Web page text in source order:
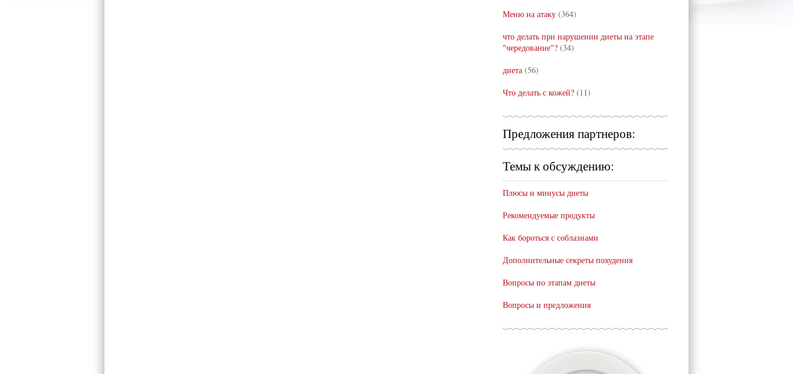
Меню на атаку (364)
что делать при нарушении диеты на этапе
"чередование"? (34)
диета (56)
Что делать с кожей? (11)
Предложения партнеров:
Темы к обсуждению:
Плюсы и минусы диеты
Рекомендуемые продукты
Как бороться с соблазнами
Дополнительные секреты похудения
Вопросы по этапам диеты
Вопросы и предложения